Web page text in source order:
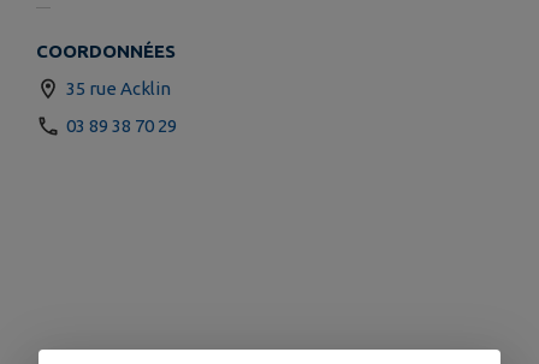
COORDONNÉES
35 rue Acklin
03 89 38 70 29